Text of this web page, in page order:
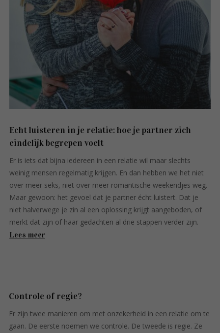
Echt luisteren in je relatie: hoe je partner zich
eindelijk begrepen voelt
Er is iets dat bijna iedereen in een relatie wil maar slechts
weinig mensen regelmatig krijgen. En dan hebben we het niet
over meer seks, niet over meer romantische weekendjes weg.
Maar gewoon: het gevoel dat je partner écht luistert. Dat je
niet halverwege je zin al een oplossing krijgt aangeboden, of
merkt dat zijn of haar gedachten al drie stappen verder zijn.
Lees meer
Controle of regie?
Er zijn twee manieren om met onzekerheid in een relatie om te
gaan. De eerste noemen we controle. De tweede is regie. Ze